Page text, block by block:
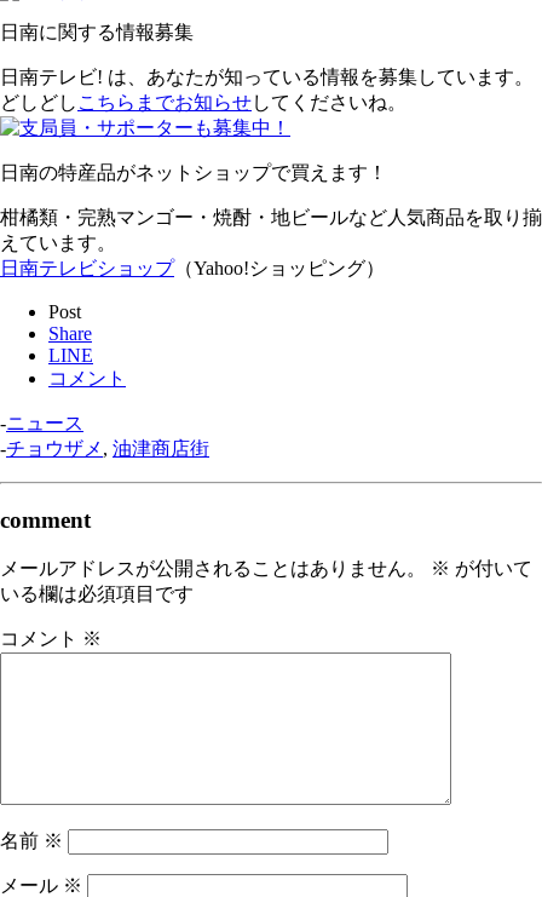
日南に関する情報募集
日南テレビ! は、あなたが知っている情報を募集しています。
どしどし こちらまでお知らせしてくださいね。
日南の特産品がネットショップで買えます！
柑橘類・完熟マンゴー・焼酎・地ビールなど人気商品を取り揃
えています。
日南テレビショップ（Yahoo!ショッピング）
Post
Share
LINE
コメント
-ニュース
-チョウザメ , 油津商店街
comment
メールアドレスが公開されることはありません。 ※ が付いて
いる欄は必須項目です
コメント ※
名前 ※
メール ※